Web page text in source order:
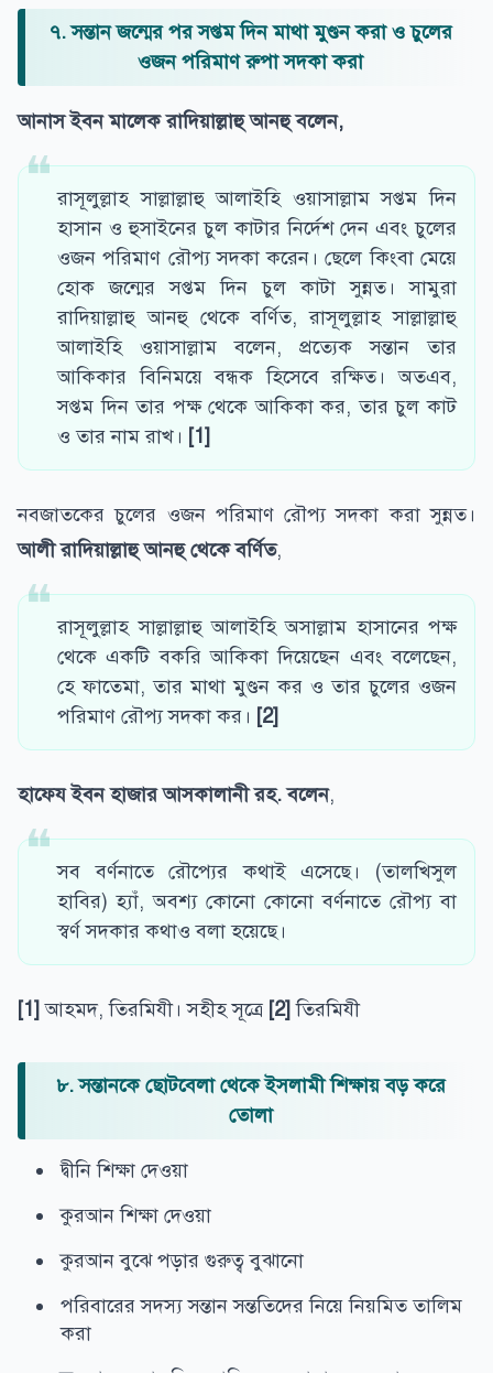
৭. সন্তান জন্মের পর সপ্তম দিন মাথা মুণ্ডন করা ও চুলের
ওজন পরিমাণ রুপা সদকা করা
আনাস ইবন মালেক রাদিয়াল্লাহু আনহু বলেন,
রাসূলুল্লাহ সাল্লাল্লাহু আলাইহি ওয়াসাল্লাম সপ্তম দিন
হাসান ও হুসাইনের চুল কাটার নির্দেশ দেন এবং চুলের
ওজন পরিমাণ রৌপ্য সদকা করেন। ছেলে কিংবা মেয়ে
হোক জন্মের সপ্তম দিন চুল কাটা সুন্নত। সামুরা
রাদিয়াল্লাহু আনহু থেকে বর্ণিত, রাসূলুল্লাহ সাল্লাল্লাহু
আলাইহি ওয়াসাল্লাম বলেন, প্রত্যেক সন্তান তার
আকিকার বিনিময়ে বন্ধক হিসেবে রক্ষিত। অতএব,
সপ্তম দিন তার পক্ষ থেকে আকিকা কর, তার চুল কাট
ও তার নাম রাখ। [1]
নবজাতকের চুলের ওজন পরিমাণ রৌপ্য সদকা করা সুন্নত।
আলী রাদিয়াল্লাহু আনহু থেকে বর্ণিত,
রাসূলুল্লাহ সাল্লাল্লাহু আলাইহি অসাল্লাম হাসানের পক্ষ
থেকে একটি বকরি আকিকা দিয়েছেন এবং বলেছেন,
হে ফাতেমা, তার মাথা মুণ্ডন কর ও তার চুলের ওজন
পরিমাণ রৌপ্য সদকা কর। [2]
হাফেয ইবন হাজার আসকালানী রহ. বলেন,
সব বর্ণনাতে রৌপ্যের কথাই এসেছে। (তালখিসুল
হাবির) হ্যাঁ, অবশ্য কোনো কোনো বর্ণনাতে রৌপ্য বা
স্বর্ণ সদকার কথাও বলা হয়েছে।
[1]আহমদ, তিরমিযী। সহীহ সূত্রে [2]তিরমিযী
৮. সন্তানকে ছোটবেলা থেকে ইসলামী শিক্ষায় বড় করে
তোলা
দ্বীনি শিক্ষা দেওয়া
কুরআন শিক্ষা দেওয়া
কুরআন বুঝে পড়ার গুরুত্ব বুঝানো
পরিবারের সদস্য সন্তান সন্ততিদের নিয়ে নিয়মিত তালিম
করা